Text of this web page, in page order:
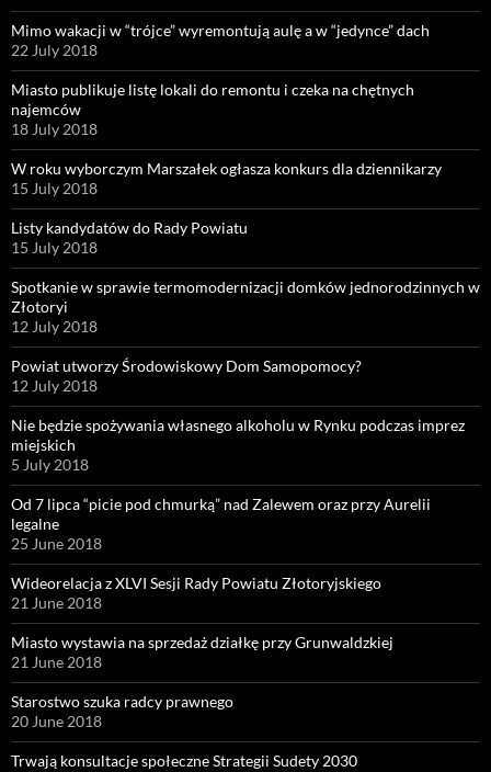
Mimo wakacji w “trójce” wyremontują aulę a w “jedynce” dach
22 July 2018
Miasto publikuje listę lokali do remontu i czeka na chętnych
najemców
18 July 2018
W roku wyborczym Marszałek ogłasza konkurs dla dziennikarzy
15 July 2018
Listy kandydatów do Rady Powiatu
15 July 2018
Spotkanie w sprawie termomodernizacji domków jednorodzinnych w
Złotoryi
12 July 2018
Powiat utworzy Środowiskowy Dom Samopomocy?
12 July 2018
Nie będzie spożywania własnego alkoholu w Rynku podczas imprez
miejskich
5 July 2018
Od 7 lipca “picie pod chmurką” nad Zalewem oraz przy Aurelii
legalne
25 June 2018
Wideorelacja z XLVI Sesji Rady Powiatu Złotoryjskiego
21 June 2018
Miasto wystawia na sprzedaż działkę przy Grunwaldzkiej
21 June 2018
Starostwo szuka radcy prawnego
20 June 2018
Trwają konsultacje społeczne Strategii Sudety 2030